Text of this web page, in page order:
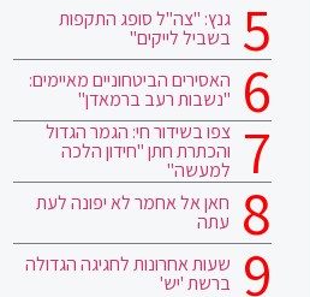
גנץ: "צה"ל סופג התקפות
בשביל לייקים"
האסירים הביטחוניים מאיימים:
"נשבות רעב ברמאדן"
צפו בשידור חי: הגמר הגדול
והכתרת חתן "חידון הלכה
למעשה"
חאן אל אחמר לא יפונה לעת
עתה
שעות אחרונות לחגיגה הגדולה
ברשת 'יש'